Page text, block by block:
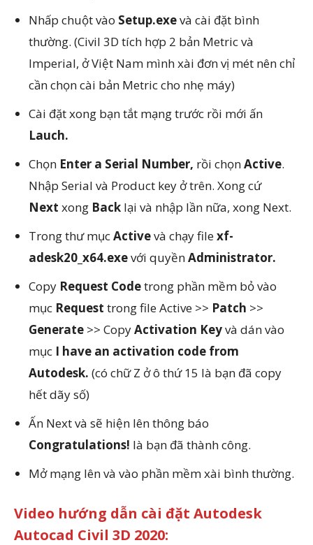
Nhấp chuột vào Setup.exevà cài đặt bình
thường. (Civil 3D tích hợp 2 bản Metric và
Imperial, ở Việt Nam mình xài đơn vị mét nên chỉ
cần chọn cài bản Metric cho nhẹ máy)
Cài đặt xong bạn tắt mạng trước rồi mới ấn
Lauch.
Chọn Enter a Serial Number, rồi chọnActive.
Nhập Serial và Product key ở trên. Xong cứ
Next xong Back lại và nhập lần nữa, xong Next.
Trong thư mụcActivevà chạy filexf-
adesk20_x64.exevới quyềnAdministrator.
Copy Request Codetrong phần mềm bỏ vào
mục Request trong file Active >> Patch >>
Generate >> CopyActivation Keyvà dán vào
mục I have an activation code from
Autodesk. (có chữ Z ở ô thứ 15 là bạn đã copy
hết dãy số)
Ấn Next và sẽ hiện lên thông báo
Congratulations! là bạn đã thành công.
Mở mạng lên và vào phần mềm xài bình thường.
Video hướng dẫn cài đặt Autodesk
Autocad Civil 3D 2020: